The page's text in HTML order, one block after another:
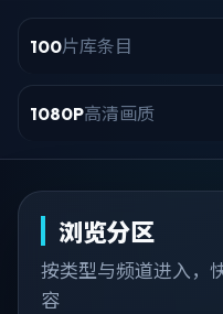
100片库条目
1080P高清画质
浏览分区
按类型与频道进入，
容